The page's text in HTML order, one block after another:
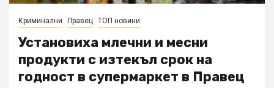
Криминални Правец ТОП новини
Установиха млечни и месни
продукти с изтекъл срок на
годност в супермаркет в Правец